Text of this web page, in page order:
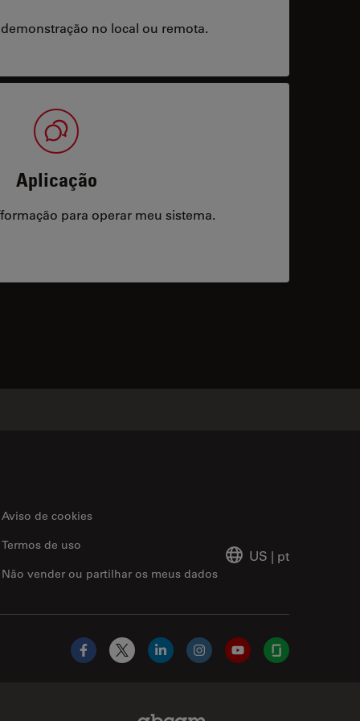
no local ou remota.
Aplicação
para operar meu sistema.
Aviso de cookies
Não vender ou partilhar os meus dados
Termos de uso
US | pt
Facebook
X LinkedInInstagramYouTubeGlassdoor